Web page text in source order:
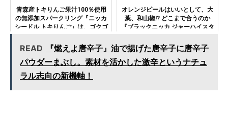
青森産トキりんご果汁100％使用
の無添加スパークリング『ニッカ
シードル トキりんご』は、ゴクゴ
オレンジピールはいいとして、大
葉、和山椒!? どこまで合うのか
『ブラックニッカ ジャーハイスタ
READ
『燃えよ唐辛子』油で揚げた唐辛子に唐辛子
パウダーまぶし。素材を活かした激辛というナチュ
ラル志向の新機軸！